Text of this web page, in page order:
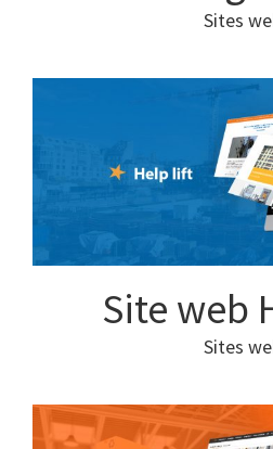
Sites
Site web
Sites